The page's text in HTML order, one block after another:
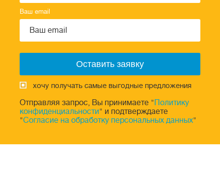
Ваш email
хочу получать самые выгодные предложения
Отправляя запрос, Вы принимаете " Политику
конфиденциальности" и подтверждаете
"Согласие на обработку персональных данных"